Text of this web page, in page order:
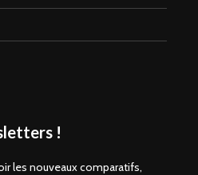
!
les nouveaux comparatifs,